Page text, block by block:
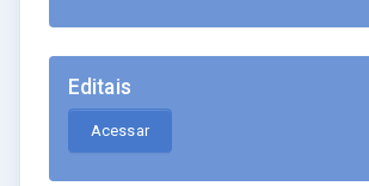
Editais
Acessar